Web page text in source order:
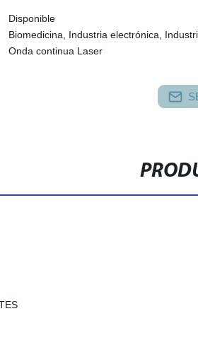
Disponible
Biomedicina, Industria electrónica,
Onda continua Laser